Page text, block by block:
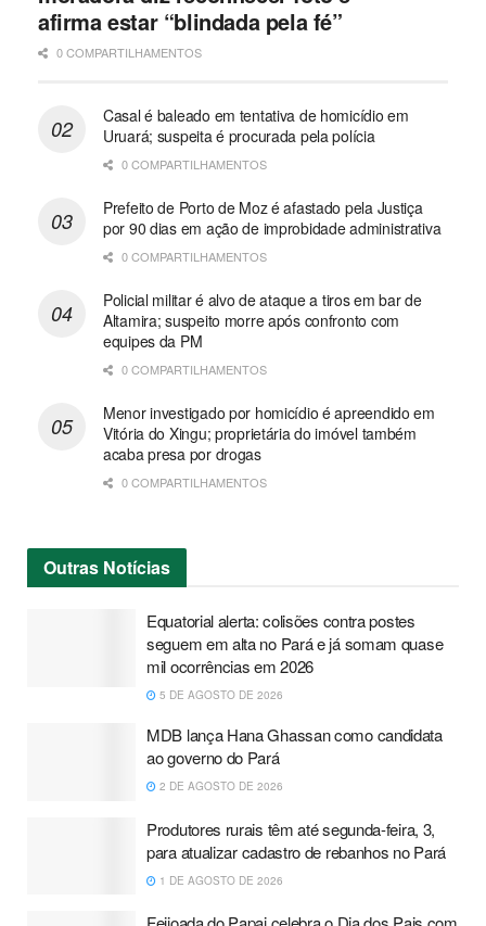
afirma estar “blindada pela fé”
0 COMPARTILHAMENTOS
Casal é baleado em tentativa de homicídio em
Uruará; suspeita é procurada pela polícia
0 COMPARTILHAMENTOS
Prefeito de Porto de Moz é afastado pela Justiça
por 90 dias em ação de improbidade administrativa
0 COMPARTILHAMENTOS
Policial militar é alvo de ataque a tiros em bar de
Altamira; suspeito morre após confronto com
equipes da PM
0 COMPARTILHAMENTOS
Menor investigado por homicídio é apreendido em
Vitória do Xingu; proprietária do imóvel também
acaba presa por drogas
0 COMPARTILHAMENTOS
Outras Notícias
Equatorial alerta: colisões contra postes
seguem em alta no Pará e já somam quase
mil ocorrências em 2026
5 DE AGOSTO DE 2026
MDB lança Hana Ghassan como candidata
ao governo do Pará
2 DE AGOSTO DE 2026
Produtores rurais têm até segunda-feira, 3,
para atualizar cadastro de rebanhos no Pará
1 DE AGOSTO DE 2026